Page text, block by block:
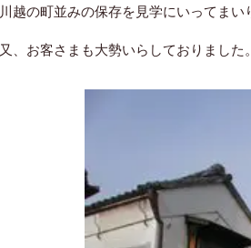
川越の町並みの保存を見学にいってまい
又、お客さまも大勢いらしておりました。